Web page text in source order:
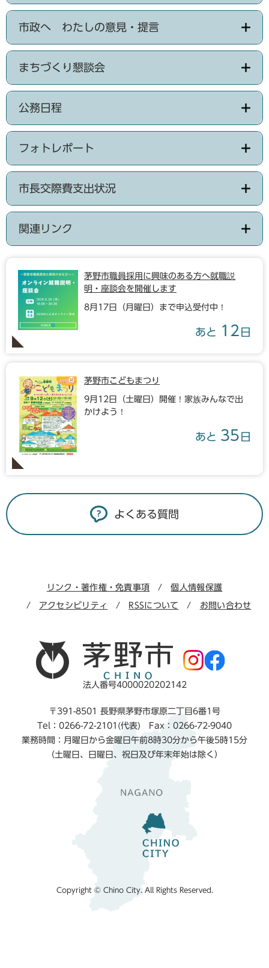
市政へ わたしの意見・提言
まちづくり懇談会
公務日程
フォトレポート
市長交際費支出状況
関連リンク
茅野市職員採用に興味のある方へ就職説
明・座談会を開催します
8月17日（月曜日）まで申込受付中！
あと 12 日
茅野市こどもまつり
9月12日（土曜日）開催！家族みんなで出
かけよう！
あと 35 日
よくある質問
リンク・著作権・免責事項 個人情報保護
アクセシビリティ RSSについて お問い合わせ
法人番号4000020202142
〒391-8501 長野県茅野市塚原二丁目6番1号
Tel：0266-72-2101(代表) Fax：0266-72-9040
業務時間：月曜日から金曜日午前8時30分から午後5時15分
（土曜日、日曜日、祝日及び年末年始は除く）
Copyright © Chino City. All Rights Reserved.